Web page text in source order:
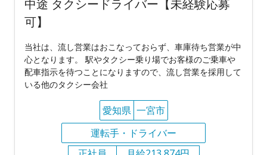
中途 タクシードライバー【未経験応募
可】
当社は、流し営業はおこなっておらず、車庫待ち営業が中
心となります。 駅やタクシー乗り場でお客様のご乗車や
配車指示を待つことになりますので、流し営業を採用して
いる他のタクシー会社
愛知県 一宮市
運転手・ドライバー